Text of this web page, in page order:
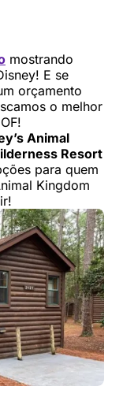
mostrando
E se
orçamento
o melhor
Animal
Resort
para quem
Kingdom